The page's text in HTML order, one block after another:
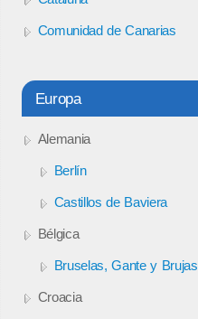
Comunidad de Canarias
Europa
Alemania
Berlín
Castillos de Baviera
Bélgica
Bruselas, Gante y Brujas
Croacia